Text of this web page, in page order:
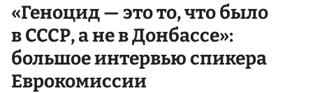
«Геноцид — это то, что было
в СССР, а не в Донбассе»:
большое интервью спикера
Еврокомиссии